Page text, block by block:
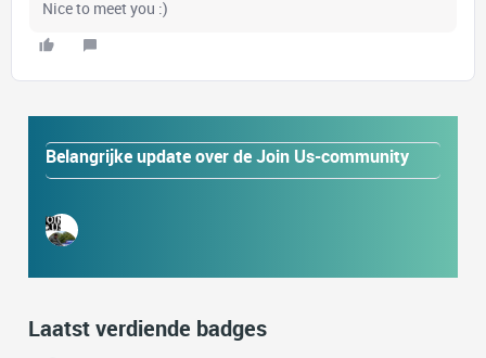
Nice to meet you :)
Belangrijke update over de Join Us-community
Laatst verdiende badges